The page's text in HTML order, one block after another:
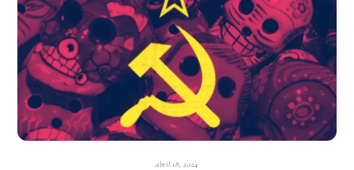
abril 18, 2024